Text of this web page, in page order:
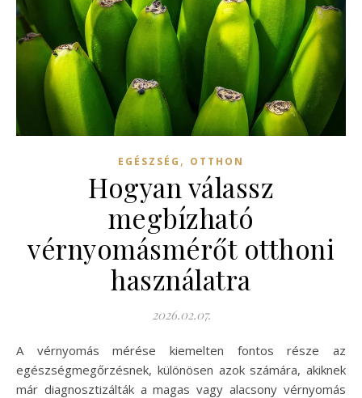
EGÉSZSÉG , OTTHON
Hogyan válassz
megbízható
vérnyomásmérőt otthoni
használatra
2026.02.07.
A vérnyomás mérése kiemelten fontos része az
egészségmegőrzésnek, különösen azok számára, akiknek
már diagnosztizálták a magas vagy alacsony vérnyomás